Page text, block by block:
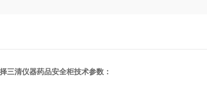
三清仪器药品安全柜技术参数：